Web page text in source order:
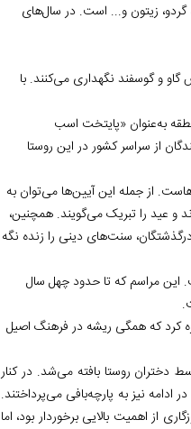
گردو، زیتون و... است. در سال‌های
گاو و گوسفند نگهداری می‌کنند. با
شده این منطقه به‌عنوان «پایتخت اسب
از سراسر کشور در این روستا
از جمله این آیین‌ها می‌توان به
و عید را تبریک می‌گویند. همچنین،
سنت‌های دینی را زنده نگه
این مراسم که تا حدود چهل سال
کرد که همگی ریشه در فرهنگ اصیل
دختران روستا بافته می‌شد. در کنار
ادامه نیز به پارچه‌بافی می‌پرداختند.
از اهمیت بالایی برخوردار بود، اما